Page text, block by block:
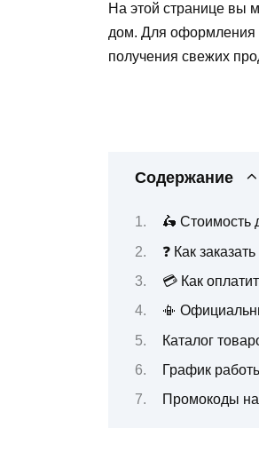
На этой странице вы
дом. Для оформления
получения свежих
Содержание
🛵 Стоимость
❓ Как
💳 Как
📳
Каталог
График
Промокоды